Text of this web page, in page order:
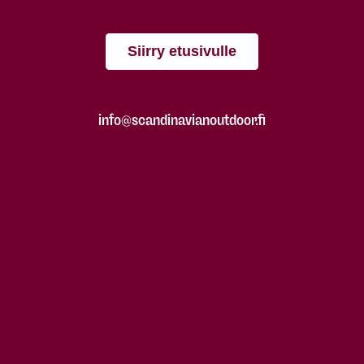
Siirry etusivulle
info@scandinavianoutdoor.fi